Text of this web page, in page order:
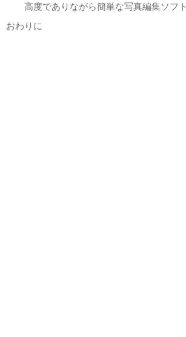
高度でありながら簡単な写真編集ソフト
おわりに